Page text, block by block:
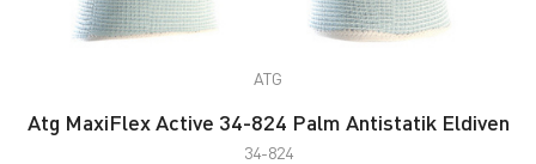
ATG
Atg MaxiFlex Active 34-824 Palm Antistatik Eldiven
34-824